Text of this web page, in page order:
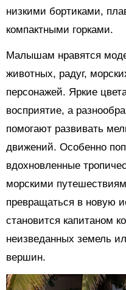
низкими бортиками,
компактными горками.
Малышам нравятся
животных, радуг,
персонажей. Яркие
восприятие, а
помогают развивать
движений. Особенно
вдохновленные
морскими
превращаться в новую
становится капитаном
неизведанных земель
вершин.